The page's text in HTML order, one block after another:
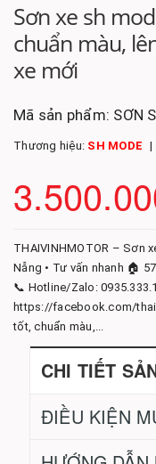
Sơn xe sh
chuẩn màu,
xe mới
Mã sản phẩm: SƠN
Thương hiệu: SH MODE
THAIVINHMOTOR – Sơn
Nẵng • Tư vấn nhanh 🏠
📞 Hotline/Zalo:
https://facebook.com/
tốt, chuẩn màu,...
CHI TIẾT
ĐIỀU KIỆN